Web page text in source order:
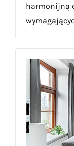
harmonijną